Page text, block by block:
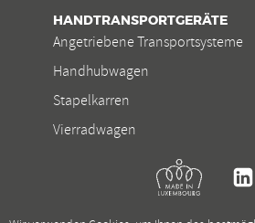
HANDTRANSPORTGERÄTE
Angetriebene Transportsysteme
Handhubwagen
Stapelkarren
Vierradwagen